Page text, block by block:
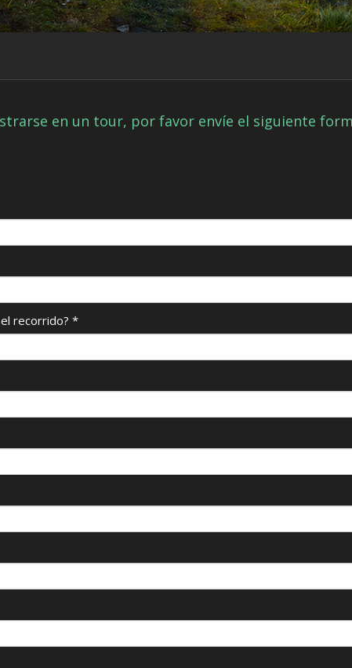
en un tour, por favor envíe el siguiente
recorrido? *